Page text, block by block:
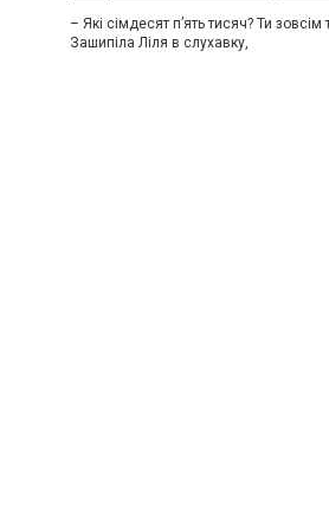
– Які сімдесят п’ять тисяч? Ти
Зашипіла Ліля в слухавку,